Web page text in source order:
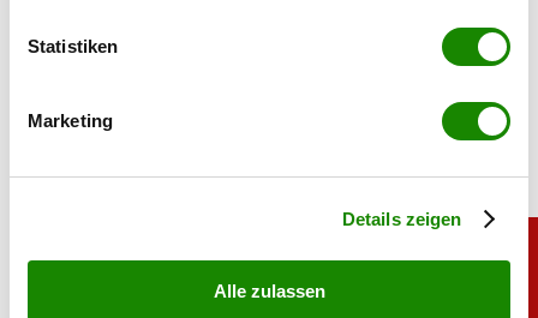
können
bestimmten Merkmalen (Fingerprinting) identifizieren
Erfahren Sie mehr darüber, wie Ihre persönlichen Daten
Statistiken
Marketing
Details zeigen
Alle zulassen
Formel 1 vor großer Änderung: Ab 2027 sollen mehr Sprint-
Rennen stattfinden. F1-Boss Stefano Domenicali kündigt